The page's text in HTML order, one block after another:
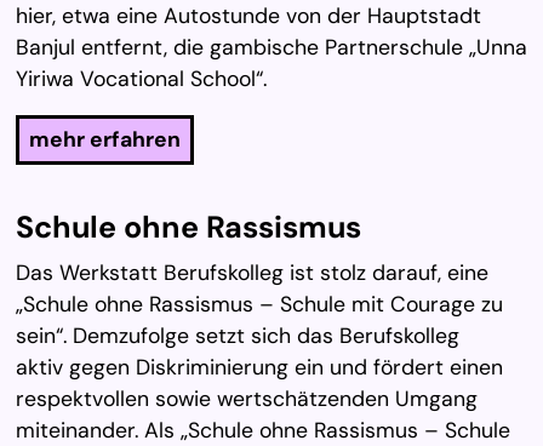
hier, etwa eine Autostunde von der Hauptstadt
Banjul entfernt, die gambische Partnerschule „Unna
Yiriwa Vocational School“.
mehr erfahren
Schu­le oh­ne Ras­sis­mus
Das Werkstatt Berufskolleg ist stolz darauf, eine
„Schule ohne Rassismus – Schule mit Courage zu
sein“. Demzufolge setzt sich das Berufskolleg
aktiv gegen Diskriminierung ein und fördert einen
respektvollen sowie wertschätzenden Umgang
miteinander. Als „Schule ohne Rassismus – Schule